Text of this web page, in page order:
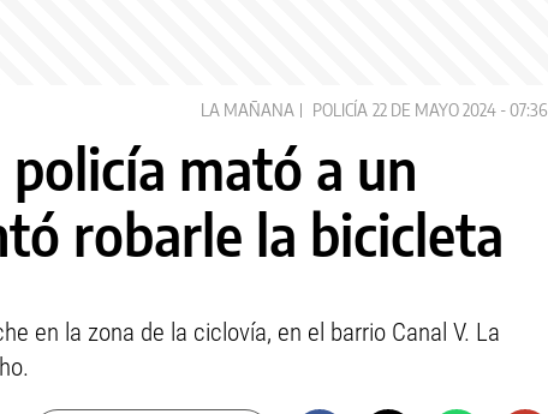
LA MAÑANA POLICÍA 22 DE MAYO 2024 - 07:36
policía mató a un
robarle la bicicleta
en la zona de la ciclovía, en el barrio Canal V. La